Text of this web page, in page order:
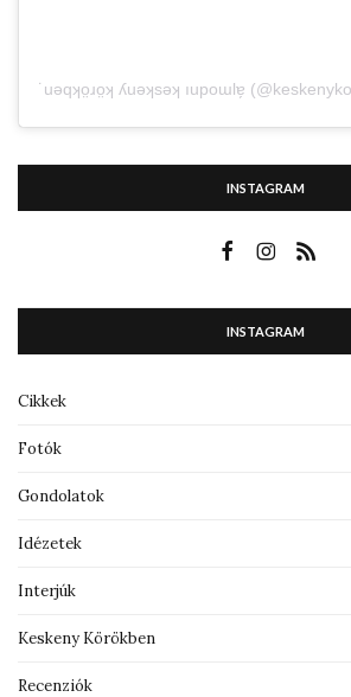
INSTAGRAM
INSTAGRAM
Cikkek
Fotók
Gondolatok
Idézetek
Interjúk
Keskeny Körökben
Recenziók